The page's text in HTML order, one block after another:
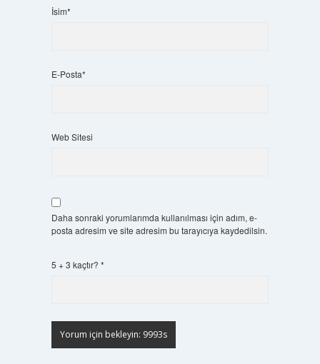
İsim*
E-Posta*
Web Sitesi
Daha sonraki yorumlarımda kullanılması için adım, e-
posta adresim ve site adresim bu tarayıcıya kaydedilsin.
5 + 3 kaçtır? *